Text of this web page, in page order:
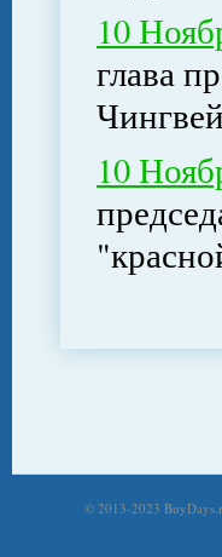
10
глава
10
© 2013-2023